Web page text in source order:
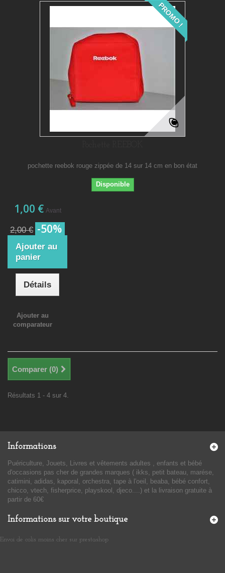
PROMO !
pochette reebok rouge zippée de 14 sur 14 cm en bon état
Disponible
1,00 € Avant
2,00 € -50%
Ajouter au
panier
Détails
Ajouter au
comparateur
Comparer (0)
Résultats 1 - 4 sur 4.
Informations
Puériculture, Jouets, Livres et vêtements adultes , enfants et bébé
d'occasions pas cher de grandes marques ( ikks, petit bateau, marése,
catimini, adidas, kaporal, orchestra, tape à l'oeil, beaba, bébé confort,
chicco, vtech, fisherprice, playskool, djeco....) et la livraison gratuite à
partir de 60€
Informations sur votre boutique
Envoi de colis moins cher sur prestashop